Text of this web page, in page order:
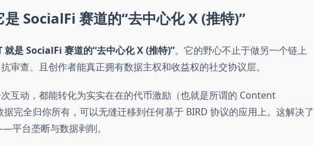
SocialFi 赛道的“去中心化 X (推特)”
就是 SocialFi 赛道的“去中心化 X (推特)”。它的野心不止于做另一个链上
审查、且创作者能真正拥有数据主权和收益权的社交协议层。
互动，都能转化为实实在在的代币激励（也就是所谓的 Content
完全归你所有，可以无缝迁移到任何基于 BIRD 协议的应用上。这解决了
平台垄断与数据剥削。